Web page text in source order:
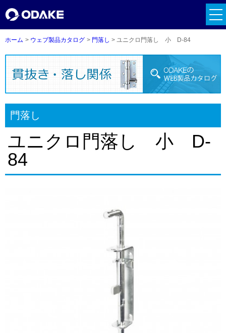
ホーム ウェブ製品カタログ 門落し ユニクロ門落し 小 D-84
門落し
ユニクロ門落し 小 D-
84